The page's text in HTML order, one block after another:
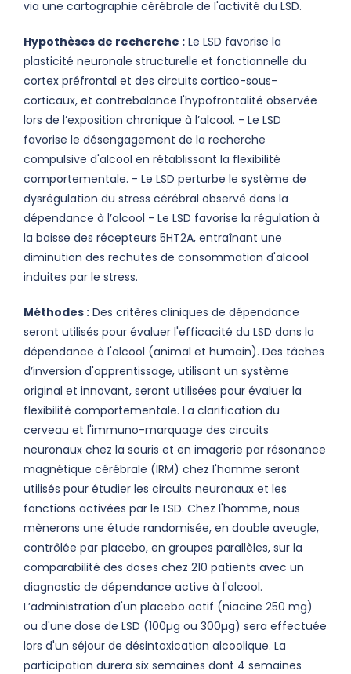
via une cartographie cérébrale de l'activité du LSD.
Hypothèses de recherche : Le LSD favorise la
plasticité neuronale structurelle et fonctionnelle du
cortex préfrontal et des circuits cortico-sous-
corticaux, et contrebalance l'hypofrontalité observée
lors de l’exposition chronique à l’alcool. - Le LSD
favorise le désengagement de la recherche
compulsive d'alcool en rétablissant la flexibilité
comportementale. - Le LSD perturbe le système de
dysrégulation du stress cérébral observé dans la
dépendance à l’alcool - Le LSD favorise la régulation à
la baisse des récepteurs 5HT2A, entraînant une
diminution des rechutes de consommation d'alcool
induites par le stress.
Méthodes : Des critères cliniques de dépendance
seront utilisés pour évaluer l'efficacité du LSD dans la
dépendance à l'alcool (animal et humain). Des tâches
d’inversion d'apprentissage, utilisant un système
original et innovant, seront utilisées pour évaluer la
flexibilité comportementale. La clarification du
cerveau et l'immuno-marquage des circuits
neuronaux chez la souris et en imagerie par résonance
magnétique cérébrale (IRM) chez l'homme seront
utilisés pour étudier les circuits neuronaux et les
fonctions activées par le LSD. Chez l'homme, nous
mènerons une étude randomisée, en double aveugle,
contrôlée par placebo, en groupes parallèles, sur la
comparabilité des doses chez 210 patients avec un
diagnostic de dépendance active à l'alcool.
L’administration d'un placebo actif (niacine 250 mg)
ou d'une dose de LSD (100µg ou 300µg) sera effectuée
lors d'un séjour de désintoxication alcoolique. La
participation durera six semaines dont 4 semaines